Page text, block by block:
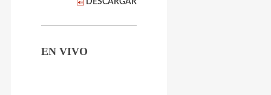
DESCARGAR
EN VIVO